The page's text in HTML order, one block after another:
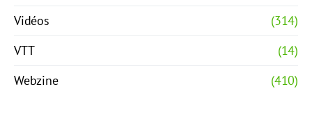
Vidéos
(314)
VTT
(14)
Webzine
(410)